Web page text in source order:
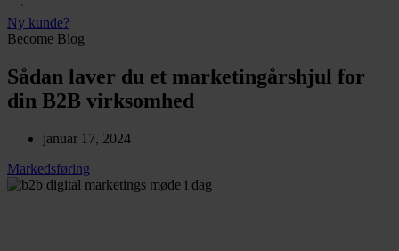
Ny kunde?
Become Blog
Sådan laver du et marketingårshjul for
din B2B virksomhed
januar 17, 2024
Markedsføring